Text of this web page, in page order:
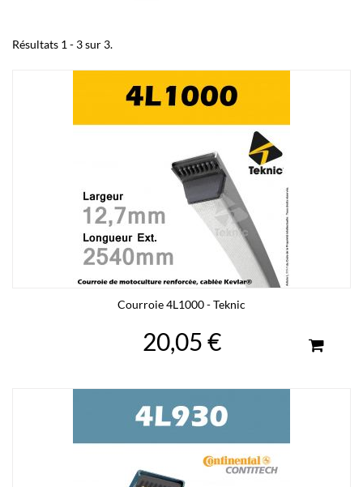
Résultats 1 - 3 sur 3.
Courroie 4L1000 - Teknic
20,05 €